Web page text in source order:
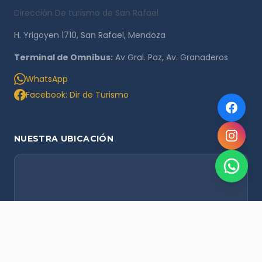
Dirección De turismo de San Rafael
H. Yrigoyen 1710, San Rafael, Mendoza
Terminal de Omnibus: Av Gral. Paz, Av. Granaderos
WhatsApp
Facebook: Dir de Turismo
NUESTRA UBICACIÓN